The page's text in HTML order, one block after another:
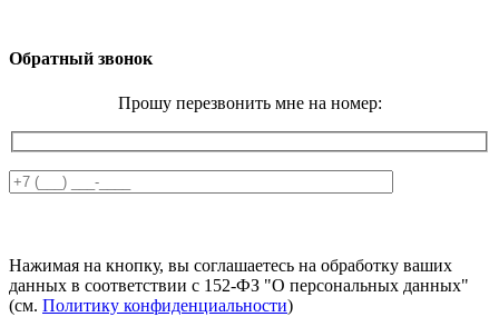
Обратный звонок
Прошу перезвонить мне на номер:
Нажимая на кнопку, вы соглашаетесь на обработку ваших
данных в соответствии с 152-ФЗ "О персональных данных"
(см. Политику конфиденциальности)